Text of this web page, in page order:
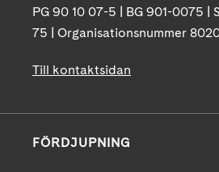
PG 90 10 07-5 | BG 901-0075 |
75 | Organisationsnummer
Till kontaktsidan
FÖRDJUPNING